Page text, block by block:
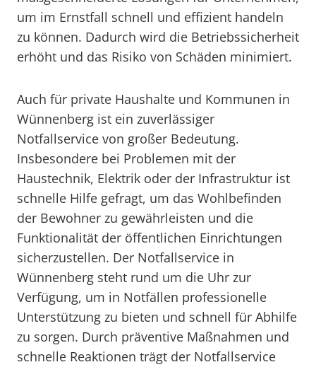
um im Ernstfall schnell und effizient handeln
zu können. Dadurch wird die Betriebssicherheit
erhöht und das Risiko von Schäden minimiert.
Auch für private Haushalte und Kommunen in
Wünnenberg ist ein zuverlässiger
Notfallservice von großer Bedeutung.
Insbesondere bei Problemen mit der
Haustechnik, Elektrik oder der Infrastruktur ist
schnelle Hilfe gefragt, um das Wohlbefinden
der Bewohner zu gewährleisten und die
Funktionalität der öffentlichen Einrichtungen
sicherzustellen. Der Notfallservice in
Wünnenberg steht rund um die Uhr zur
Verfügung, um in Notfällen professionelle
Unterstützung zu bieten und schnell für Abhilfe
zu sorgen. Durch präventive Maßnahmen und
schnelle Reaktionen trägt der Notfallservice